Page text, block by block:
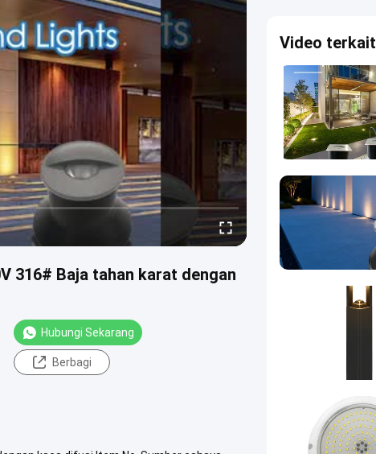
316# Baja tahan karat dengan
Hubungi Sekarang
Berbagi
Video terkait